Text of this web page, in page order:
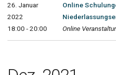
26. Januar
2022
18:00 - 20:00
Online
Online